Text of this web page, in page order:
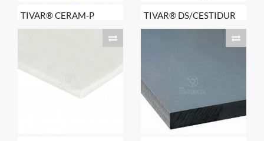
TIVAR® CERAM-P TIVAR® DS/CESTIDUR